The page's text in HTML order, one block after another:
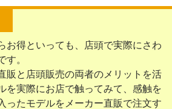
お得といっても、店頭で実際にさわ
す。
販と店頭販売の両者のメリットを活
を実際にお店で触ってみて、感触を
ったモデルをメーカー直販で注文す